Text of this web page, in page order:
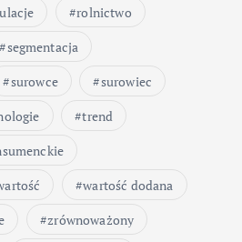
rolnictwo
segmentacja
surowce
surowiec
trend
wartość dodana
zrównoważony